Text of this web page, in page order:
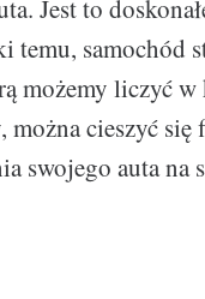
Jest to
samochód
możemy liczyć
można cieszyć
swojego auta na